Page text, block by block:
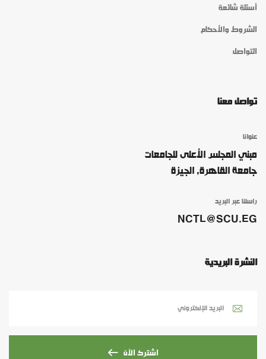
أسئلة شائعة
الشروط والأحكام
التواصل
تواصل معنا
عنوانا
مبني المجلس الأعلى للجامعات
جامعة القاهرة, الجيزة
راسلنا عبر البريد
NCTL@SCU.EG
النشرة البريدية
اشترك الآن